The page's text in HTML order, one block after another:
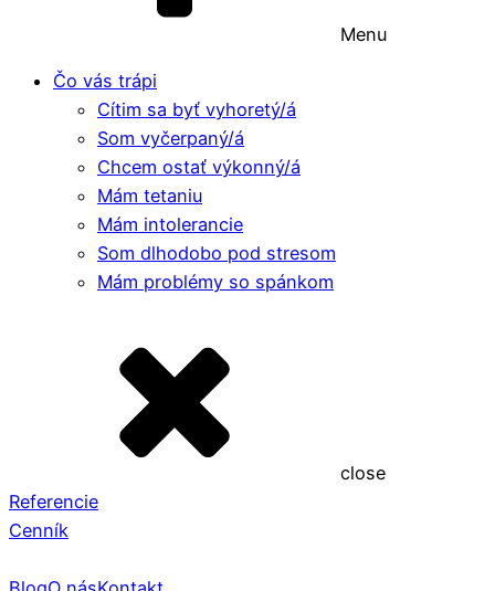
Menu
Čo vás trápi
Cítim sa byť vyhoretý/á
Som vyčerpaný/á
Chcem ostať výkonný/á
Mám tetaniu
Mám intolerancie
Som dlhodobo pod stresom
Mám problémy so spánkom
close
Referencie
Cenník